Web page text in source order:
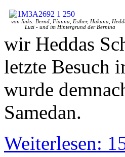
von links: Bernd, Fianna, Esther, Hakuna,
Luzi - und im Hintergrund der Bernina
wir Heddas
letzte Besuch
wurde
Samedan.
Weiterlesen: